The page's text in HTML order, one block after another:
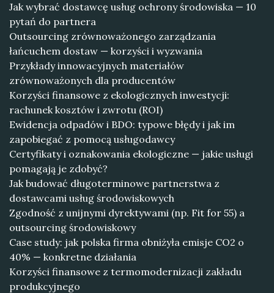
Jak wybrać dostawcę usług ochrony środowiska — 10
pytań do partnera
Outsourcing zrównoważonego zarządzania
łańcuchem dostaw — korzyści i wyzwania
Przykłady innowacyjnych materiałów
zrównoważonych dla producentów
Korzyści finansowe z ekologicznych inwestycji:
rachunek kosztów i zwrotu (ROI)
Ewidencja odpadów i BDO: typowe błędy i jak im
zapobiegać z pomocą usługodawcy
Certyfikaty i oznakowania ekologiczne — jakie usługi
pomagają je zdobyć?
Jak budować długoterminowe partnerstwa z
dostawcami usług środowiskowych
Zgodność z unijnymi dyrektywami (np. Fit for 55) a
outsourcing środowiskowy
Case study: jak polska firma obniżyła emisje CO2 o
40% — konkretne działania
Korzyści finansowe z termomodernizacji zakładu
produkcyjnego